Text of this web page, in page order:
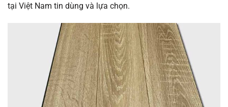
tại Việt Nam tin dùng và lựa chọn.